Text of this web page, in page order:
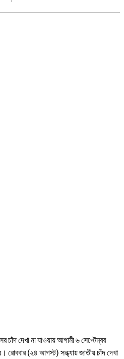
চাঁদ দেখা না যাওয়ায় আগামী ৬ সেপ্টেম্বর
রোববার (২৪ আগস্ট) সন্ধ্যায় জাতীয় চাঁদ দেখা